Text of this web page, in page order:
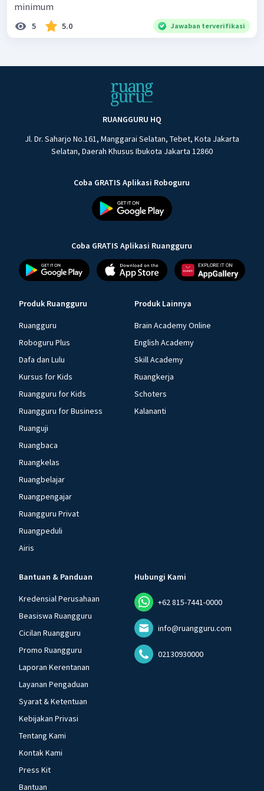
minimum
5 5.0 Jawaban terverifikasi
RUANGGURU HQ
Jl. Dr. Saharjo No.161, Manggarai Selatan, Tebet, Kota Jakarta
Selatan, Daerah Khusus Ibukota Jakarta 12860
Coba GRATIS Aplikasi Roboguru
Coba GRATIS Aplikasi Ruangguru
Produk Ruangguru
Ruangguru
Roboguru Plus
Dafa dan Lulu
Kursus for Kids
Ruangguru for Kids
Ruangguru for Business
Ruanguji
Ruangbaca
Ruangkelas
Ruangbelajar
Ruangpengajar
Ruangguru Privat
Ruangpeduli
Airis
Produk Lainnya
Brain Academy Online
English Academy
Skill Academy
Ruangkerja
Schoters
Kalananti
Bantuan & Panduan
Kredensial Perusahaan
Beasiswa Ruangguru
Cicilan Ruangguru
Promo Ruangguru
Laporan Kerentanan
Layanan Pengaduan
Syarat & Ketentuan
Kebijakan Privasi
Tentang Kami
Kontak Kami
Press Kit
Bantuan
Hubungi Kami
+62 815-7441-0000
info@ruangguru.com
02130930000